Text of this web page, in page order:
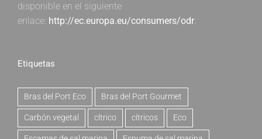
disponible en el siguiente
enlace: http://ec.europa.eu/consumers/odr.
Etiquetas
Bras del Port Eco Bras del Port Gourmet
Carbón vegetal cítrico cítricos Eco